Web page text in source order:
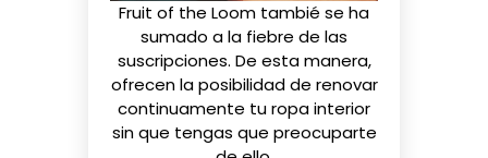
Fruit of the Loom tambié se ha
sumado a la fiebre de las
suscripciones. De esta manera,
ofrecen la posibilidad de renovar
continuamente tu ropa interior
sin que tengas que preocuparte